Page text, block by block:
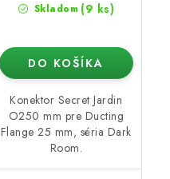
Skladom (9 ks)
DO KOŠÍKA
Konektor Secret Jardin
O250 mm pre Ducting
Flange 25 mm, séria Dark
Room.